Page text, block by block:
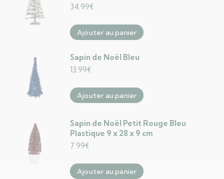
34.99€
Ajouter au panier
Sapin de Noël Bleu
13.99€
Ajouter au panier
Sapin de Noël Petit Rouge Bleu
Plastique 9 x 28 x 9 cm
7.99€
Ajouter au panier